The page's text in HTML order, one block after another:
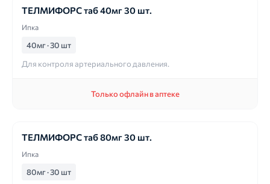
ТЕЛМИФОРС таб 40мг 30 шт.
Ипка
40мг · 30 шт
Для контроля артериального давления.
Только офлайн в аптеке
ТЕЛМИФОРС таб 80мг 30 шт.
Ипка
80мг · 30 шт